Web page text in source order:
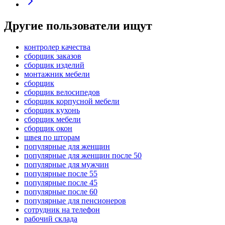
Другие пользователи ищут
контролер качества
сборщик заказов
сборщик изделий
монтажник мебели
сборщик
сборщик велосипедов
сборщик корпусной мебели
сборщик кухонь
сборщик мебели
сборщик окон
швея по шторам
популярные для женщин
популярные для женщин после 50
популярные для мужчин
популярные после 55
популярные после 45
популярные после 60
популярные для пенсионеров
сотрудник на телефон
рабочий склада